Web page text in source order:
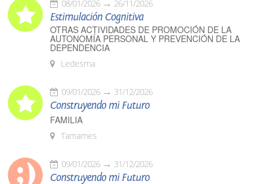
08/01/2026 26/11/2026
Estimulación Cognitiva
OTRAS ACTIVIDADES DE PROMOCIÓN DE LA
AUTONOMÍA PERSONAL Y PREVENCIÓN DE LA
DEPENDENCIA
Ledesma
09/01/2026 31/12/2026
Construyendo mi Futuro
FAMILIA
Tamames
09/01/2026 31/12/2026
Construyendo mi Futuro